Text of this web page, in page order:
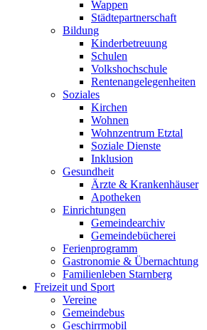
Wappen
Städtepartnerschaft
Bildung
Kinderbetreuung
Schulen
Volkshochschule
Rentenangelegenheiten
Soziales
Kirchen
Wohnen
Wohnzentrum Etztal
Soziale Dienste
Inklusion
Gesundheit
Ärzte & Krankenhäuser
Apotheken
Einrichtungen
Gemeindearchiv
Gemeindebücherei
Ferienprogramm
Gastronomie & Übernachtung
Familienleben Starnberg
Freizeit und Sport
Vereine
Gemeindebus
Geschirrmobil